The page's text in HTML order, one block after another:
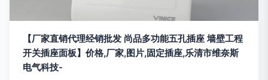
【厂家直销代理经销批发 尚品多功能五孔插座 墙壁工程
开关插座面板】价格,厂家,图片,固定插座,乐清市维奈斯
电气科技-